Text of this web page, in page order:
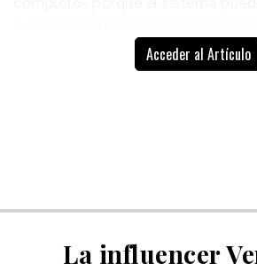
accesorios, calzado) y devolver
cada una de ellas, ya sea el
Acceder al Artículo
La influencer